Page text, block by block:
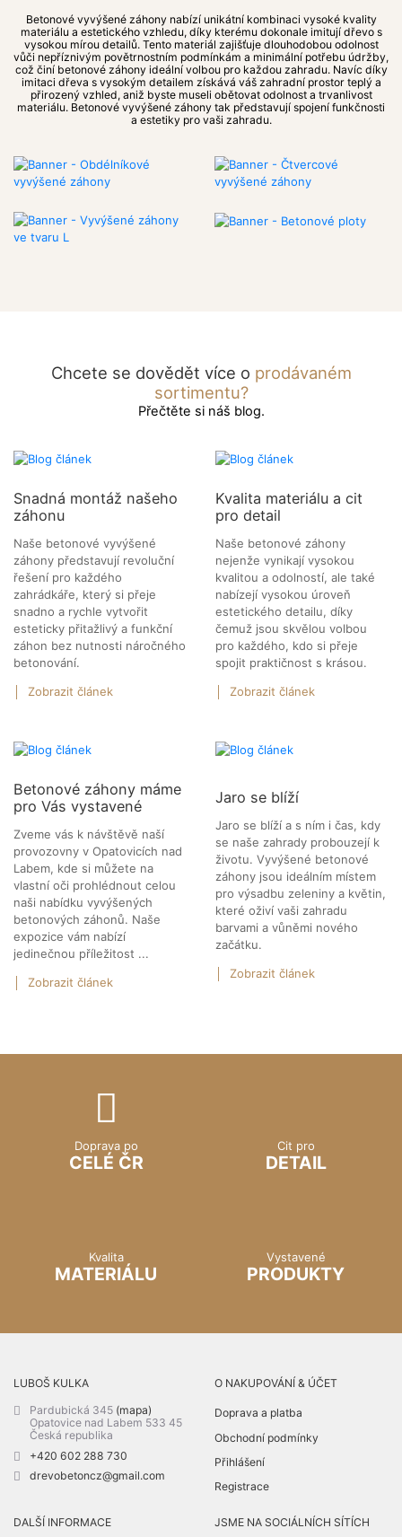
Betonové vyvýšené záhony nabízí unikátní kombinaci vysoké kvality
materiálu a estetického vzhledu, díky kterému dokonale imitují dřevo s
vysokou mírou detailů. Tento materiál zajišťuje dlouhodobou odolnost
vůči nepříznivým povětrnostním podmínkám a minimální potřebu údržby,
což činí betonové záhony ideální volbou pro každou zahradu. Navíc díky
imitaci dřeva s vysokým detailem získává váš zahradní prostor teplý a
přirozený vzhled, aniž byste museli obětovat odolnost a trvanlivost
materiálu. Betonové vyvýšené záhony tak představují spojení funkčnosti
a estetiky pro vaši zahradu.
Chcete se dovědět více o prodávaném
sortimentu?
Přečtěte si náš blog.
Snadná montáž našeho
záhonu
Naše betonové vyvýšené
záhony představují revoluční
řešení pro každého
zahrádkáře, který si přeje
snadno a rychle vytvořit
esteticky přitažlivý a funkční
záhon bez nutnosti náročného
betonování.
Zobrazit článek
Kvalita materiálu a cit
pro detail
Naše betonové záhony
nejenže vynikají vysokou
kvalitou a odolností, ale také
nabízejí vysokou úroveň
estetického detailu, díky
čemuž jsou skvělou volbou
pro každého, kdo si přeje
spojit praktičnost s krásou.
Zobrazit článek
Betonové záhony máme
pro Vás vystavené
Zveme vás k návštěvě naší
provozovny v Opatovicích nad
Labem, kde si můžete na
vlastní oči prohlédnout celou
naši nabídku vyvýšených
betonových záhonů. Naše
expozice vám nabízí
jedinečnou příležitost ...
Zobrazit článek
Jaro se blíží
Jaro se blíží a s ním i čas, kdy
se naše zahrady probouzejí k
životu. Vyvýšené betonové
záhony jsou ideálním místem
pro výsadbu zeleniny a květin,
které oživí vaši zahradu
barvami a vůněmi nového
začátku.
Zobrazit článek
Doprava po
CELÉ ČR
Cit pro
DETAIL
Kvalita
MATERIÁLU
Vystavené
PRODUKTY
LUBOŠ KULKA
Pardubická 345 (mapa)
Opatovice nad Labem 533 45
Česká republika
+420 602 288 730
drevobetoncz@gmail.com
O NAKUPOVÁNÍ & ÚČET
Doprava a platba
Obchodní podmínky
Přihlášení
Registrace
DALŠÍ INFORMACE JSME NA SOCIÁLNÍCH SÍTÍCH